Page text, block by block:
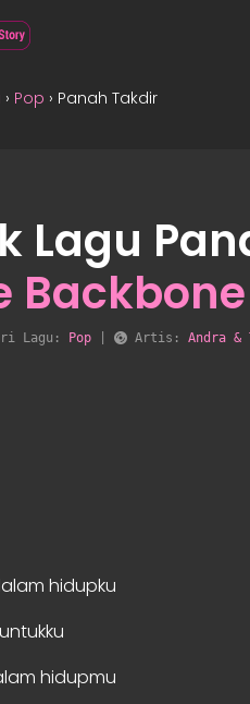
› Pop › Panah Takdir
Lagu
Backbone
Lagu: Pop Artis: Andra &
hidupku
hidupmu